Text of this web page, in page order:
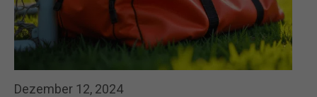
Dezember 12, 2024